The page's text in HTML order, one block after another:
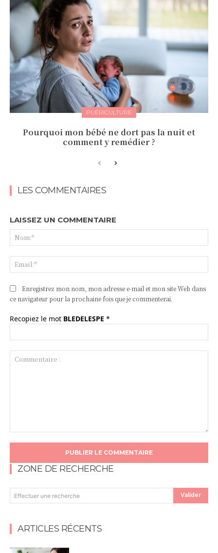
PUÉRICULTURE
Pourquoi mon bébé ne dort pas la nuit et
comment y remédier ?
LES COMMENTAIRES
LAISSEZ UN COMMENTAIRE
Enregistrez mon nom, mon adresse e-mail et mon site Web dans
ce navigateur pour la prochaine fois que je commenterai.
Recopiez le mot BLEDELESPE *
ZONE DE RECHERCHE
Effectuer une recherche Valider
ARTICLES RÉCENTS